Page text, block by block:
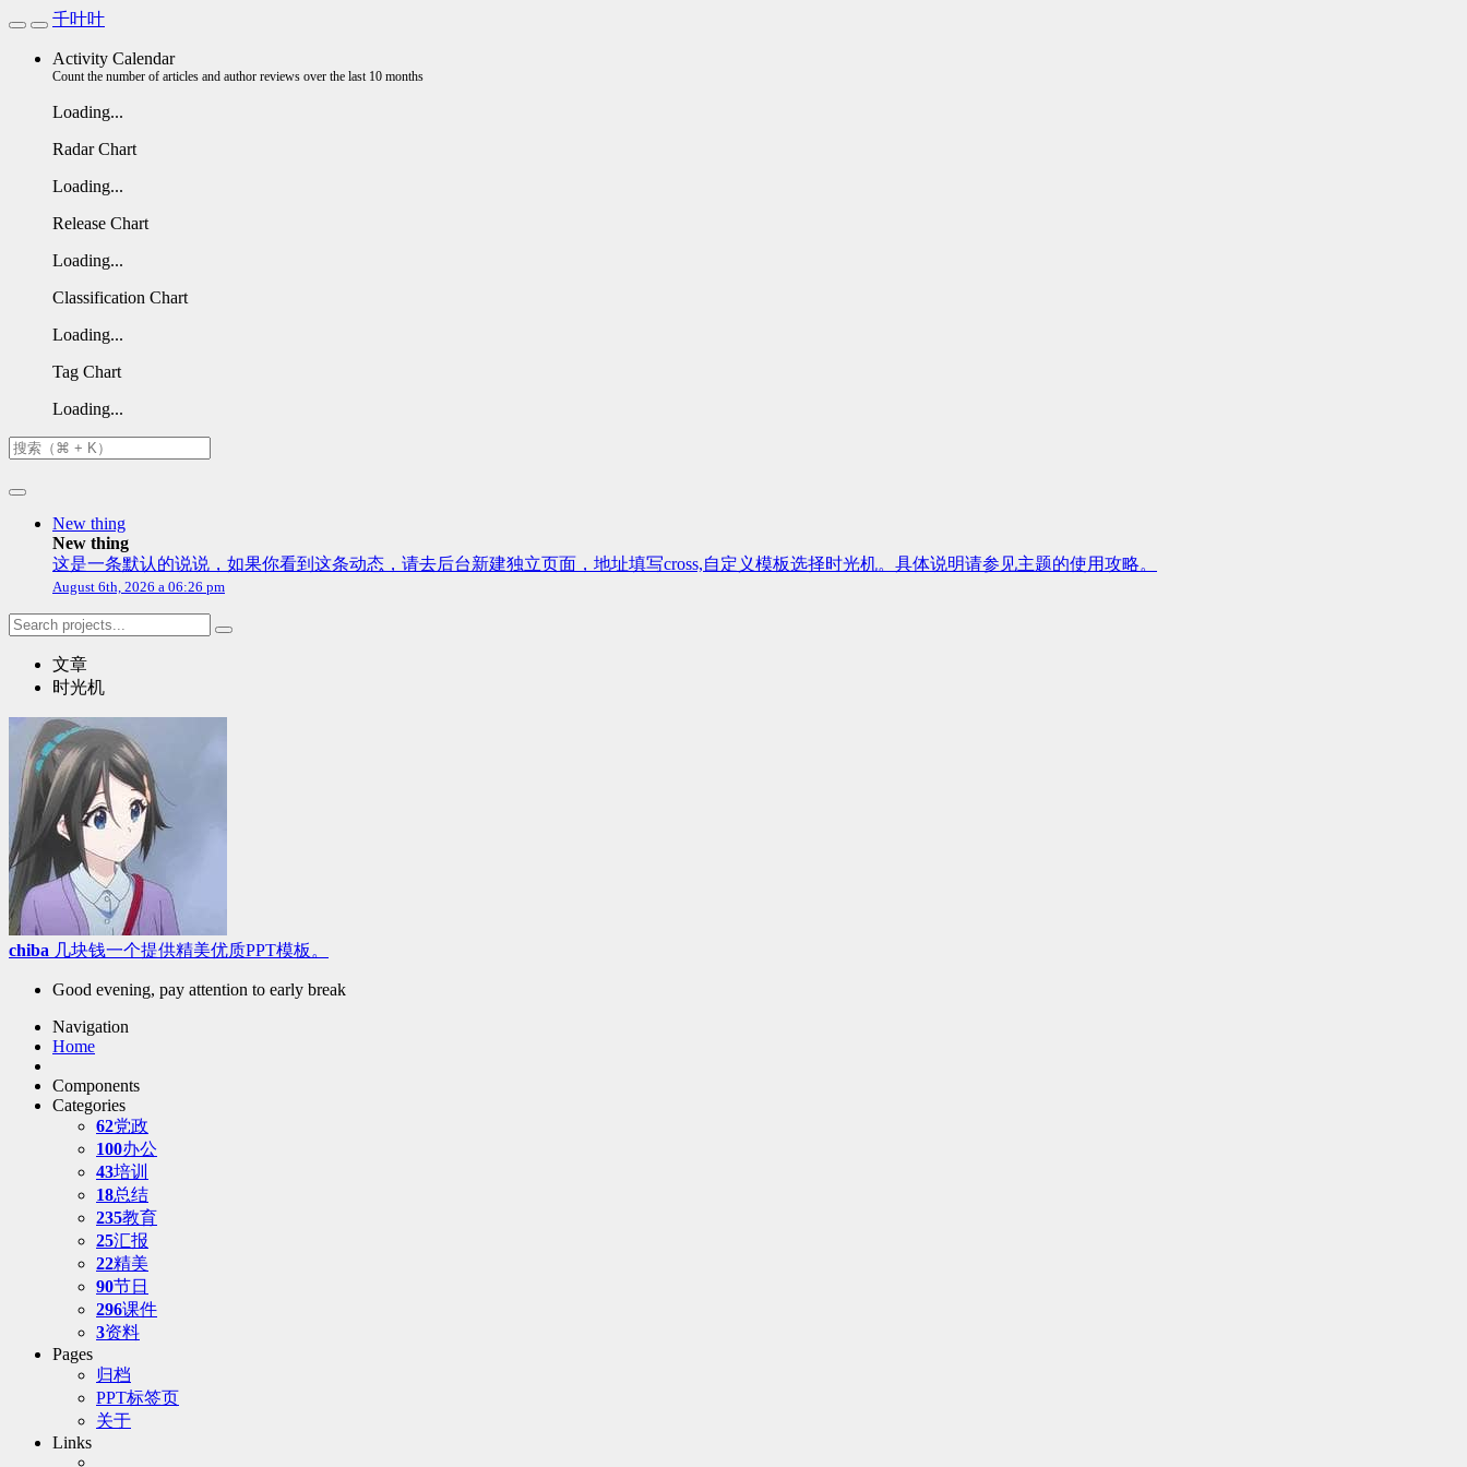
千叶叶
Activity Calendar
Count the number of articles and author reviews over the last 10 months
Loading...
Radar Chart
Loading...
Release Chart
Loading...
Classification Chart
Loading...
Tag Chart
Loading...
New thing
New thing
这是一条默认的说说，如果你看到这条动态，请去后台新建独立页面，地址填写cross,自定义模板选择时光机。具体说明请参见主题的使用攻略。
August 6th, 2026 a 06:26 pm
文章
时光机
chiba 几块钱一个提供精美优质PPT模板。
Good evening, pay attention to early break
Navigation
Home
Components
Categories
62党政
100办公
43培训
18总结
235教育
25汇报
22精美
90节日
296课件
3资料
Pages
归档
PPT标签页
关于
Links